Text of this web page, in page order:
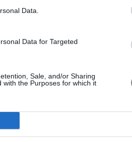
Data.
Data for Targeted
Sale, and/or Sharing
the Purposes for which it
τη δύναμη του